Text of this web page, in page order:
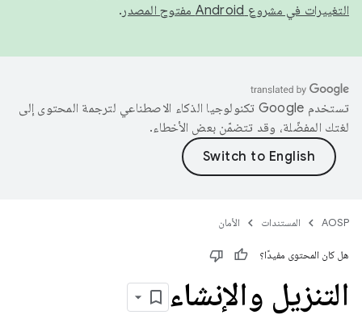
التغييرات في مشروع Android مفتوح المصدر
.
تستخدم Google تكنولوجيا الذكاء الاصطناعي لترجمة المحتوى إلى
لغتك المفضّلة، وقد تتضمّن بعض الأخطاء.
AOSP المستندات الأمان
هل كان المحتوى مفيدًا؟
التنزيل والإنشاء